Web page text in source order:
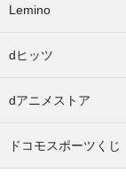
Lemino
dヒッツ
dアニメストア
ドコモスポーツくじ